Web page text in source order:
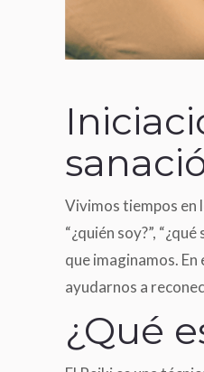
Vivimos tiempos en
“¿quién soy?”,
que imaginamos.
ayudarnos a
¿Qué